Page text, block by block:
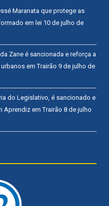
Maranata que protege as
em lei 10 de julho de
Zane é sancionada e reforça a
em Trairão 9 de julho de
do Legislativo, é sancionado e
Aprendiz em Trairão 8 de julho